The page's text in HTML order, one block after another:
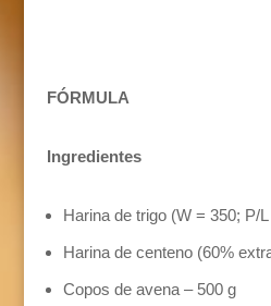
FÓRMULA
Ingredientes
Harina de trigo (W = 350; P/
Harina de centeno (60%
Copos de avena – 500 g